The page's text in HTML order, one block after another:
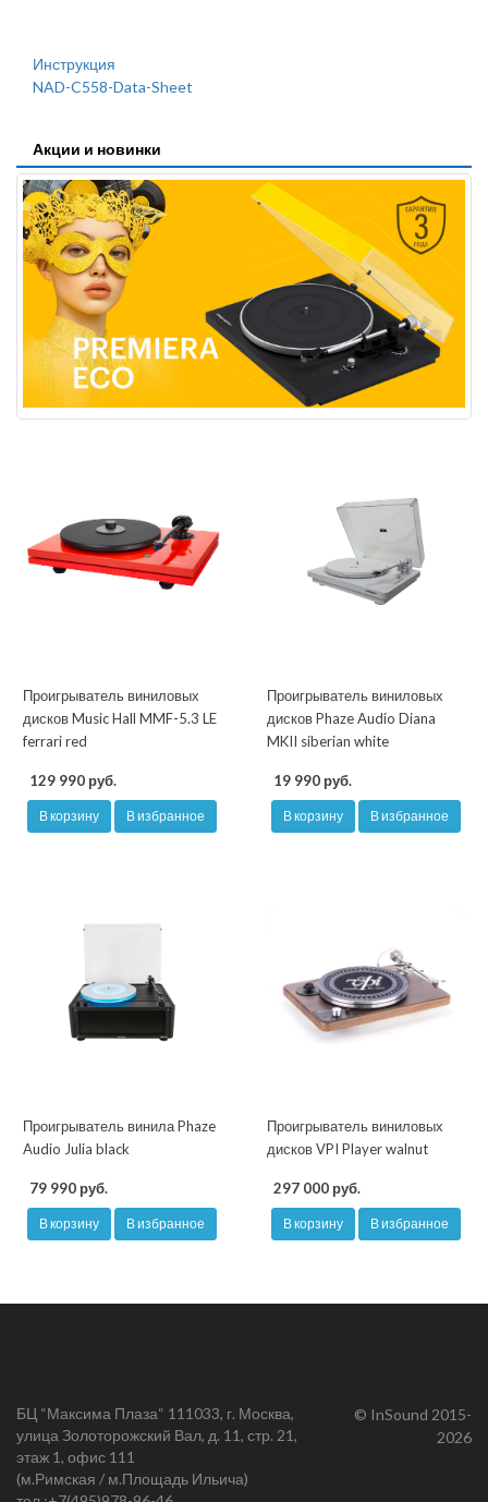
Инструкция
NAD-C558-Data-Sheet
Акции и новинки
Проигрыватель виниловых
дисков Music Hall MMF-5.3 LE
ferrari red
129 990 руб.
В корзину В избранное
Проигрыватель виниловых
дисков Phaze Audio Diana
MKII siberian white
19 990 руб.
В корзину В избранное
Проигрыватель винила Phaze
Audio Julia black
79 990 руб.
В корзину В избранное
Проигрыватель виниловых
дисков VPI Player walnut
297 000 руб.
В корзину В избранное
БЦ “Максима Плаза“ 111033, г. Москва,
улица Золоторожский Вал, д. 11, стр. 21,
этаж 1, офис 111
(м.Римская / м.Площадь Ильича)
© InSound 2015-
2026